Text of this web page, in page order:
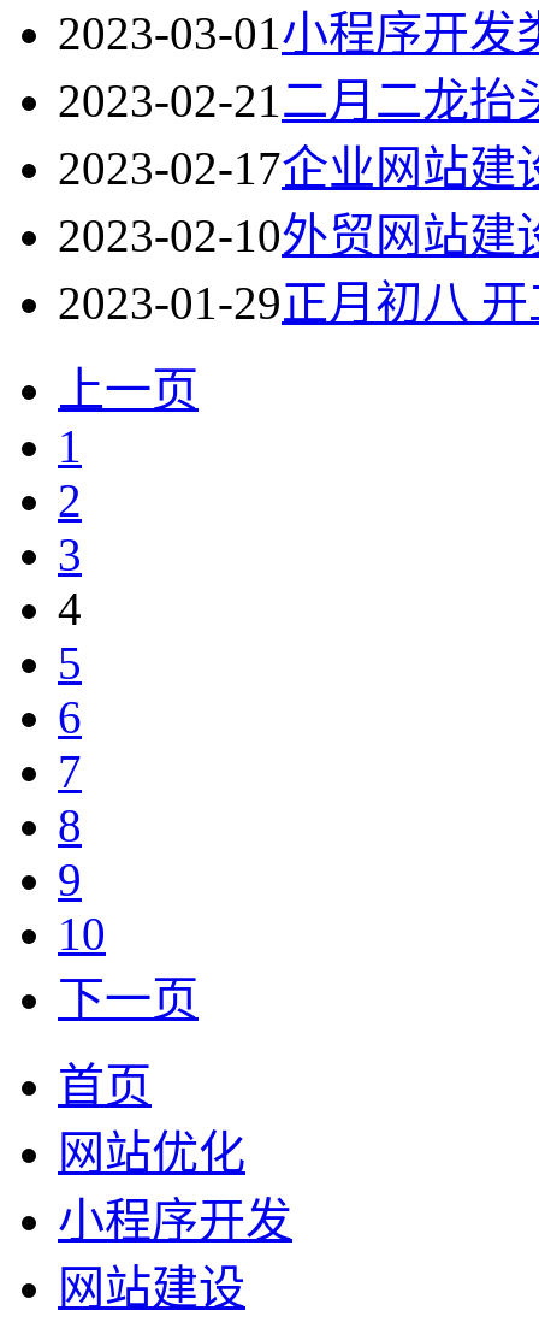
2023-03-01小程序开发
2023-02-21二月二龙抬
2023-02-17企业网站建
2023-02-10外贸网站建
2023-01-29正月初八
上一页
1
2
3
4
5
6
7
8
9
10
下一页
首页
网站优化
小程序开发
网站建设